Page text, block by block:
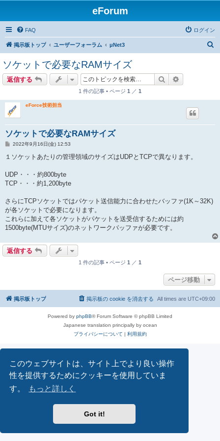
このウェブサイトは、サイト上でより良い操作
性を提供するためにクッキーを使用していま
す。
もっと詳しく
Got it!
eForum
FAQ ログイン
掲示板トップ ユーザーフォーラム μNet3
ソケットで必要なRAMサイズ
返信する 検索
1 件の記事 • ページ 1 ／ 1
eForce技術担当
ソケットで必要なRAMサイズ
投
記
事
2022年9月16日(金) 12:53
１ソケットあたりの管理領域のサイズはUDPとTCPで異なります。
UDP・・・約800byte
TCP・・・約1,200byte
さらにTCPソケットではパケット送信能力に合わせたバッファ(1K～32K)
が各ソケットで必要になります。
これらに加えて各ソケットがパケットを送受信するためには約
1500byte(MTUサイズ)のネットワークバッファが必要です。
返信する
1 件の記事 • ページ 1 ／ 1
ページ移動
掲示板トップ All times are UTC+09:00
掲示板の cookie を消去する
Powered by phpBB® Forum Software © phpBB Limited
Japanese translation principally by ocean
プライバシーについて | 利用規約